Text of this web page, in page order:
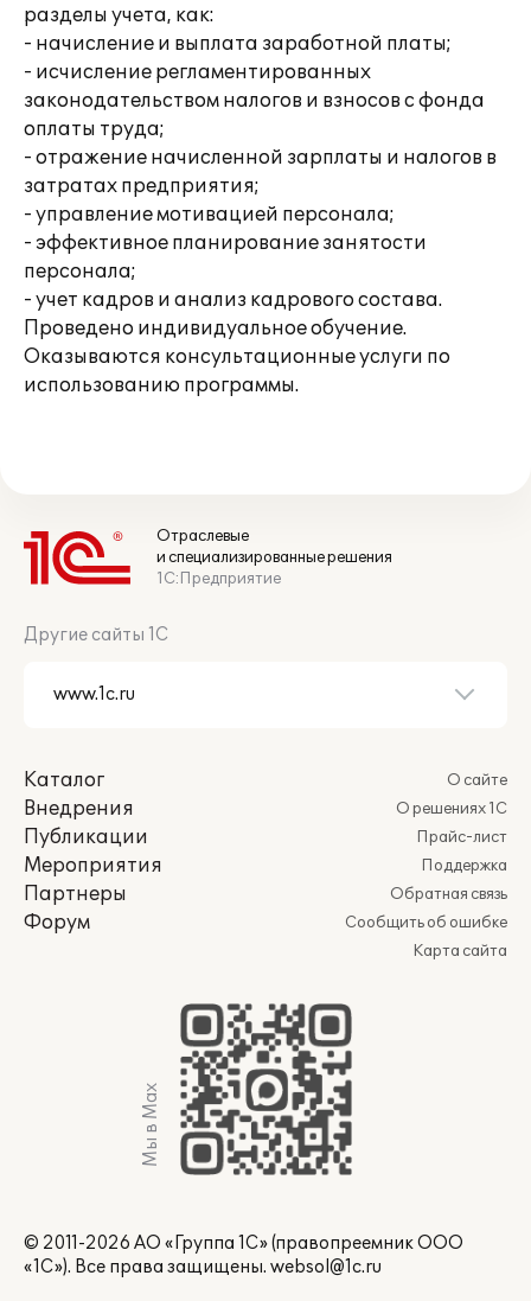
разделы учета, как:
- начисление и выплата заработной платы;
- исчисление регламентированных
законодательством налогов и взносов с фонда
оплаты труда;
- отражение начисленной зарплаты и налогов в
затратах предприятия;
- управление мотивацией персонала;
- эффективное планирование занятости
персонала;
- учет кадров и анализ кадрового состава.
Проведено индивидуальное обучение.
Оказываются консультационные услуги по
использованию программы.
Отраслевые
и специализированные решения
1С:Предприятие
Другие сайты 1С
Каталог
Внедрения
Публикации
Мероприятия
Партнеры
Форум
О сайте
О решениях 1С
Прайс-лист
Поддержка
Обратная связь
Сообщить об ошибке
Карта сайта
Мы в Max
© 2011-2026 АО «Группа 1С» (правопреемник ООО
«1С»). Все права защищены. websol@1c.ru